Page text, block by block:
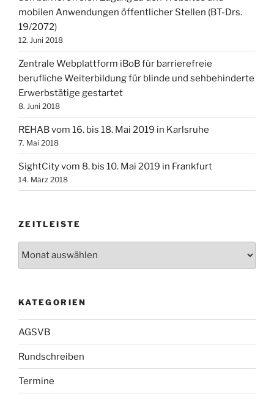
mobilen Anwendungen öffentlicher Stellen (BT-Drs.
19/2072)
12. Juni 2018
Zentrale Webplattform iBoB für barrierefreie
berufliche Weiterbildung für blinde und sehbehinderte
Erwerbstätige gestartet
8. Juni 2018
REHAB vom 16. bis 18. Mai 2019 in Karlsruhe
7. Mai 2018
SightCity vom 8. bis 10. Mai 2019 in Frankfurt
14. März 2018
ZEITLEISTE
KATEGORIEN
AGSVB
Rundschreiben
Termine